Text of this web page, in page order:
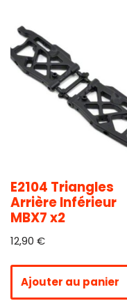
E2104 Triangles
Arrière Inférieur
MBX7 x2
12,90 €
Ajouter au panier